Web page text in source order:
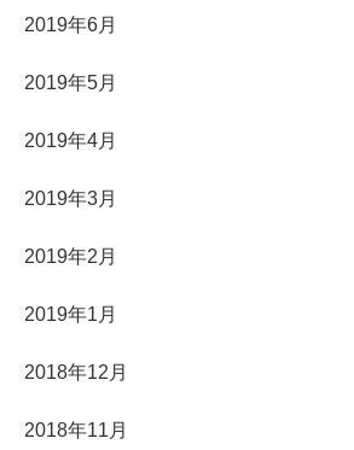
2019年6月
2019年5月
2019年4月
2019年3月
2019年2月
2019年1月
2018年12月
2018年11月